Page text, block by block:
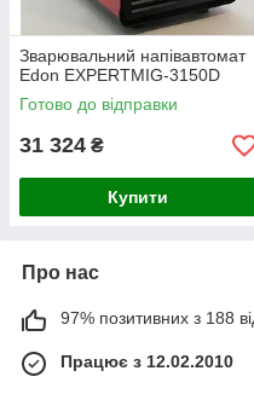
Зварювальний напівавтомат
Edon EXPERTMIG-3150D
Готово до відправки
31 324 ₴
Купити
Про нас
97% позитивних з 188
Працює з 12.02.2010